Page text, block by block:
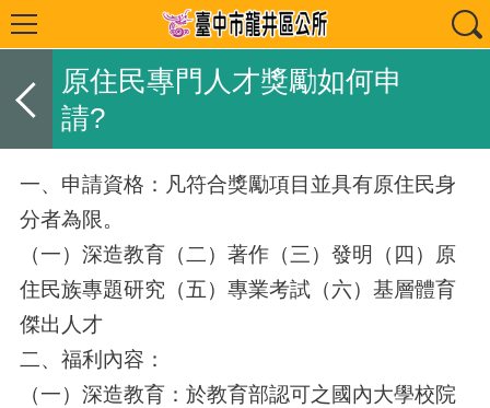
原住民專門人才獎勵如何申
請?
一、申請資格：凡符合獎勵項目並具有原住民身
分者為限。
（一）深造教育（二）著作（三）發明（四）原
住民族專題研究（五）專業考試（六）基層體育
傑出人才
二、福利內容：
（一）深造教育：於教育部認可之國內大學校院